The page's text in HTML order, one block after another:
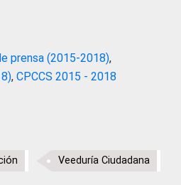
prensa (2015-2018),
, CPCCS 2015 - 2018
Veeduría Ciudadana